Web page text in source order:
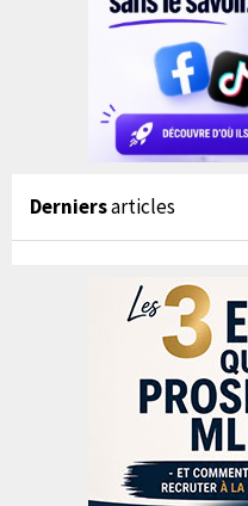
Derniersarticles